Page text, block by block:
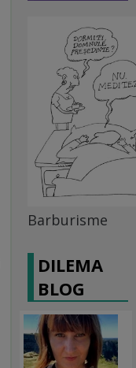
Barburisme
DILEMA
BLOG